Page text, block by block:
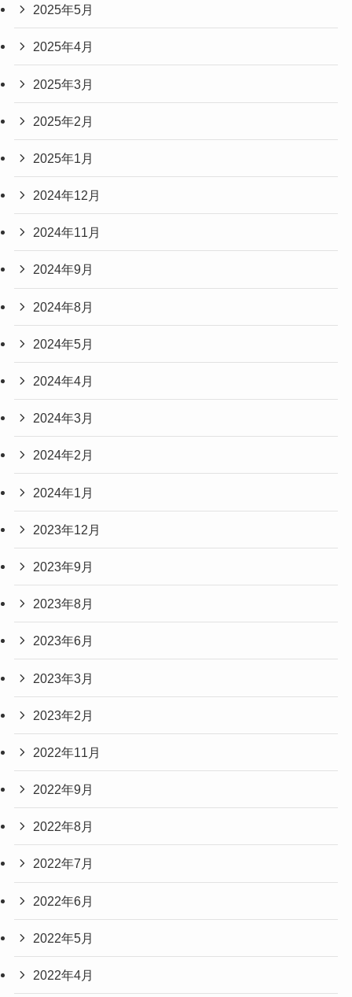
2025年5月
2025年4月
2025年3月
2025年2月
2025年1月
2024年12月
2024年11月
2024年9月
2024年8月
2024年5月
2024年4月
2024年3月
2024年2月
2024年1月
2023年12月
2023年9月
2023年8月
2023年6月
2023年3月
2023年2月
2022年11月
2022年9月
2022年8月
2022年7月
2022年6月
2022年5月
2022年4月